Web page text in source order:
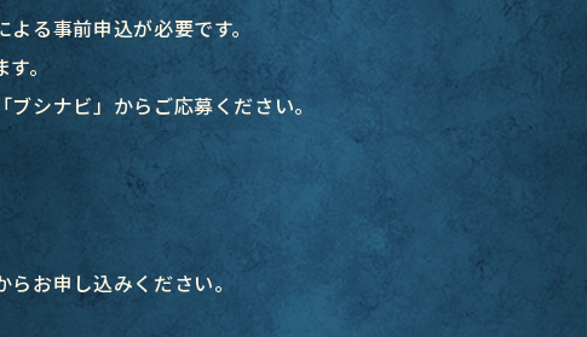
る事前申込が必要です。
す。
シナビ」からご応募ください。
らお申し込みください。